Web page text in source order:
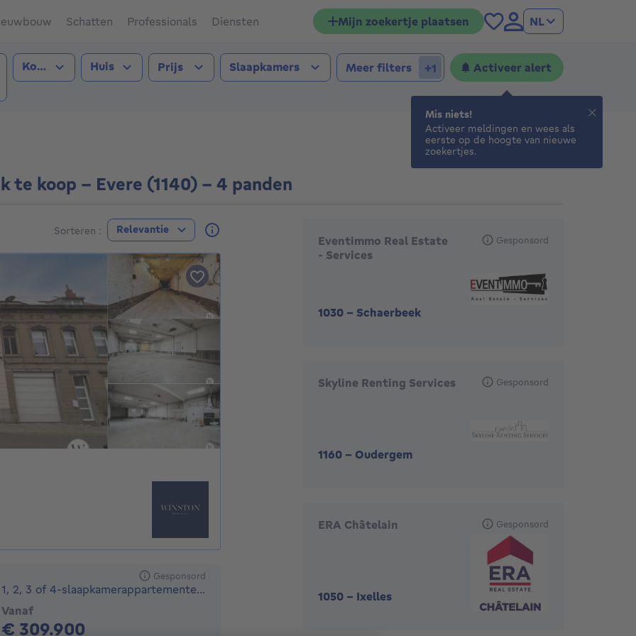
Schatten Professionals Diensten Mijn zoekertje plaatsen NL
(1140))
Type transactie
Kopen Type pand
Huis Prijs Slaapkamers Meer filters +1 Activeer alert
te koop - Evere (1140) - 4 panden
Sorteren : Relevantie
Gesponsord
1, 2, 3 of 4-slaapkamerappartementen nabij Mediapark Brussel
Vanaf
€ 309.900
Aanbevolen agentschappen
Eventimmo Real Estate
- Services
1030 - Schaerbeek
Gesponsord
Skyline Renting Services
1160 - Oudergem
Gesponsord
ERA Châtelain
1050 - Ixelles
Gesponsord
Mis niets!
Activeer meldingen en wees als
eerste op de hoogte van nieuwe
zoekertjes.